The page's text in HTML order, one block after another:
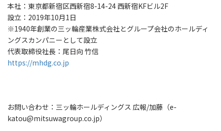
本社：東京都新宿区西新宿8-14-24 西新宿KFビル2F
設立：2019年10月1日
※1940年創業の三ッ輪産業株式会社とグループ会社のホールディ
ングスカンパニーとして設立
代表取締役社長：尾日向 竹信
https://mhdg.co.jp
お問い合わせ：三ッ輪ホールディングス 広報/加藤（e-
katou@mitsuwagroup.co.jp）